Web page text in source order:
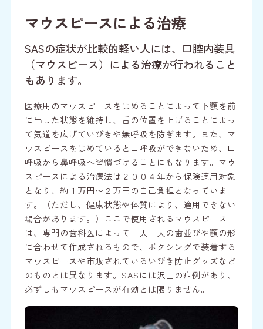
マウスピースによる治療
SASの症状が比較的軽い人には、口腔内装具
（マウスピース）による治療が行われること
もあります。
医療用のマウスピースをはめることによって下顎を前
に出した状態を維持し、舌の位置を上げることによっ
て気道を広げていびきや無呼吸を防ぎます。また、マ
ウスピースをはめていると口呼吸ができないため、口
呼吸から鼻呼吸へ習慣づけることにもなります。 マウ
スピースによる治療法は２００４年から保険適用対象
となり、約１万円〜２万円の自己負担となっていま
す。（ただし、健康状態や体質により、適用できない
場合があります。）ここで使用されるマウスピース
は、専門の歯科医によって一人一人の歯並びや顎の形
に合わせて作成されるもので、ボクシングで装着する
マウスピースや市販されているいびき防止グッズなど
のものとは異なります。SASには沢山の症例があり、
必ずしもマウスピースが有効とは限りません。